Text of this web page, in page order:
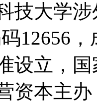
技大学
12656
设立，
资本主